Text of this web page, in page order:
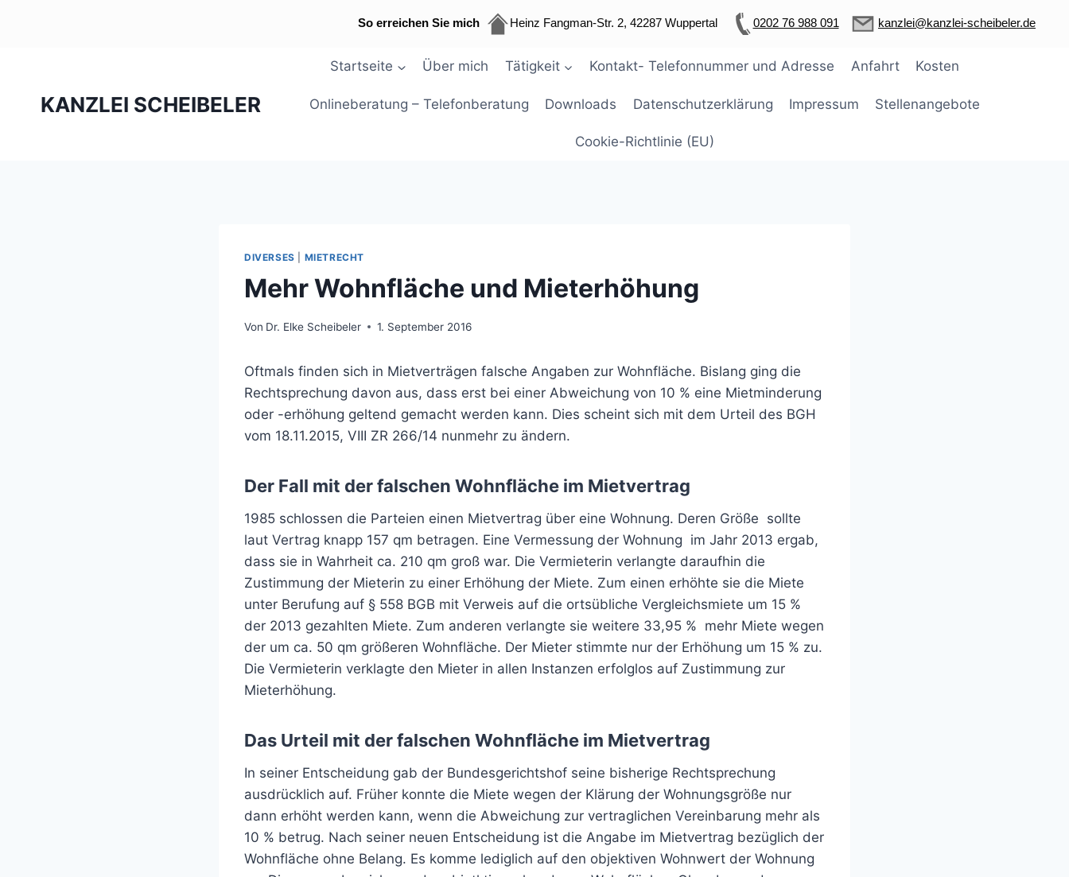
So erreichen Sie mich Heinz Fangman-Str. 2, 42287 Wuppertal 0202 76 988 091 kanzlei@kanzlei-scheibeler.de
springenKANZLEI SCHEIBELER
Startseite Über mich Tätigkeit Kontakt- Telefonnummer und Adresse Anfahrt Kosten
Onlineberatung – Telefonberatung Downloads Datenschutzerklärung Impressum Stellenangebote
Cookie-Richtlinie (EU)
DIVERSES MIETRECHT
Mehr Wohnfläche und Mieterhöhung
Von Dr. Elke Scheibeler 1. September 2016
Oftmals finden sich in Mietverträgen falsche Angaben zur Wohnfläche. Bislang ging die
Rechtsprechung davon aus, dass erst bei einer Abweichung von 10 % eine Mietminderung
oder -erhöhung geltend gemacht werden kann. Dies scheint sich mit dem Urteil des BGH
vom 18.11.2015, VIII ZR 266/14 nunmehr zu ändern.
Der Fall mit der falschen Wohnfläche im Mietvertrag
1985 schlossen die Parteien einen Mietvertrag über eine Wohnung. Deren Größe sollte
laut Vertrag knapp 157 qm betragen. Eine Vermessung der Wohnung im Jahr 2013 ergab,
dass sie in Wahrheit ca. 210 qm groß war. Die Vermieterin verlangte daraufhin die
Zustimmung der Mieterin zu einer Erhöhung der Miete. Zum einen erhöhte sie die Miete
unter Berufung auf § 558 BGB mit Verweis auf die ortsübliche Vergleichsmiete um 15 %
der 2013 gezahlten Miete. Zum anderen verlangte sie weitere 33,95 % mehr Miete wegen
der um ca. 50 qm größeren Wohnfläche. Der Mieter stimmte nur der Erhöhung um 15 % zu.
Die Vermieterin verklagte den Mieter in allen Instanzen erfolglos auf Zustimmung zur
Mieterhöhung.
Das Urteil mit der falschen Wohnfläche im Mietvertrag
In seiner Entscheidung gab der Bundesgerichtshof seine bisherige Rechtsprechung
ausdrücklich auf. Früher konnte die Miete wegen der Klärung der Wohnungsgröße nur
dann erhöht werden kann, wenn die Abweichung zur vertraglichen Vereinbarung mehr als
10 % betrug. Nach seiner neuen Entscheidung ist die Angabe im Mietvertrag bezüglich der
Wohnfläche ohne Belang. Es komme lediglich auf den objektiven Wohnwert der Wohnung